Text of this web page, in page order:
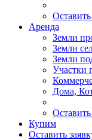
Оставить
Аренда
Земли
Земли
Земли
Участки
Дома,
Оставить
Купим
Оставить